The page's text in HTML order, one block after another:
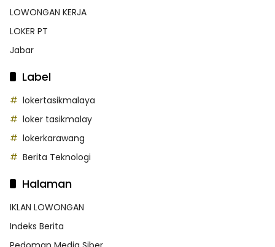
LOWONGAN KERJA
LOKER PT
Jabar
Label
lokertasikmalaya
loker tasikmalay
lokerkarawang
Berita Teknologi
Halaman
IKLAN LOWONGAN
Indeks Berita